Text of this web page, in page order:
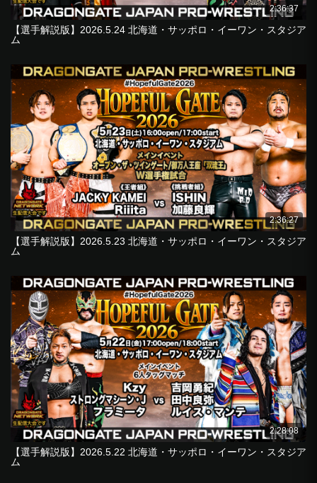
2:36:37
【選手解説版】2026.5.24 北海道・サッポロ・イーワン・スタジア
ム
2:36:27
【選手解説版】2026.5.23 北海道・サッポロ・イーワン・スタジア
ム
2:28:08
【選手解説版】2026.5.22 北海道・サッポロ・イーワン・スタジア
ム